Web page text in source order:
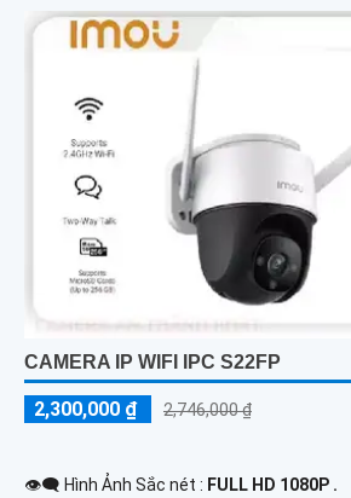
CAMERA IP WIFI IPC S22FP
2,300,000 ₫ 2,746,000 ₫
👁️‍🗨 Hình Ảnh Sắc nét : FULL HD 1080P .